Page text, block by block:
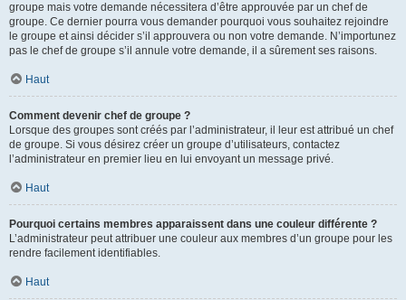
groupe mais votre demande nécessitera d’être approuvée par un chef de
groupe. Ce dernier pourra vous demander pourquoi vous souhaitez rejoindre
le groupe et ainsi décider s’il approuvera ou non votre demande. N’importunez
pas le chef de groupe s’il annule votre demande, il a sûrement ses raisons.
Haut
Comment devenir chef de groupe ?
Lorsque des groupes sont créés par l’administrateur, il leur est attribué un chef
de groupe. Si vous désirez créer un groupe d’utilisateurs, contactez
l’administrateur en premier lieu en lui envoyant un message privé.
Haut
Pourquoi certains membres apparaissent dans une couleur différente ?
L’administrateur peut attribuer une couleur aux membres d’un groupe pour les
rendre facilement identifiables.
Haut